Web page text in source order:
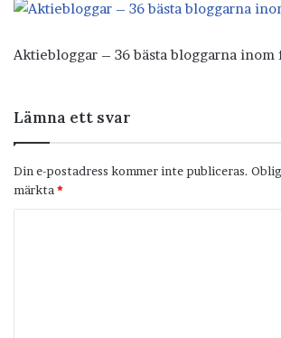
Aktiebloggar – 36 bästa bloggarna inom
Lämna ett svar
Din e-postadress kommer inte publiceras.
märkta *